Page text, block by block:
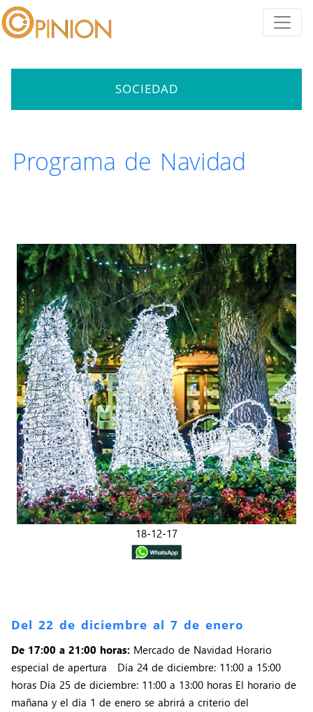
SOCIEDAD
Programa de Navidad
18-12-17
Del 22 de diciembre al 7 de enero
De 17:00 a 21:00 horas: Mercado de Navidad Horario
especial de apertura Día 24 de diciembre: 11:00 a 15:00
horas Día 25 de diciembre: 11:00 a 13:00 horas El horario de
mañana y el día 1 de enero se abrirá a criterio del